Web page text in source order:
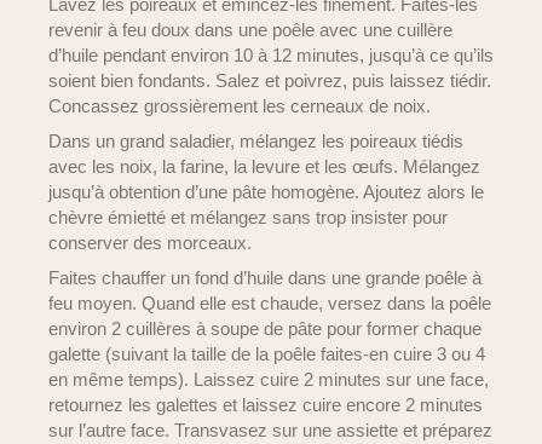
Lavez les poireaux et émincez-les finement. Faites-les
revenir à feu doux dans une poêle avec une cuillère
d’huile pendant environ 10 à 12 minutes, jusqu’à ce qu’ils
soient bien fondants. Salez et poivrez, puis laissez tiédir.
Concassez grossièrement les cerneaux de noix.
Dans un grand saladier, mélangez les poireaux tiédis
avec les noix, la farine, la levure et les œufs. Mélangez
jusqu’à obtention d’une pâte homogène. Ajoutez alors le
chèvre émietté et mélangez sans trop insister pour
conserver des morceaux.
Faites chauffer un fond d’huile dans une grande poêle à
feu moyen. Quand elle est chaude, versez dans la poêle
environ 2 cuillères à soupe de pâte pour former chaque
galette (suivant la taille de la poêle faites-en cuire 3 ou 4
en même temps). Laissez cuire 2 minutes sur une face,
retournez les galettes et laissez cuire encore 2 minutes
sur l’autre face. Transvasez sur une assiette et préparez